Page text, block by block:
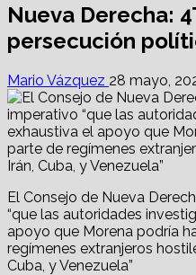
Nueva Derecha:
persecución
Mario Vázquez 28 mayo,
El Consejo de Nueva
“que las autoridades
apoyo que Morena podría
regímenes extranjeros
Cuba, y Venezuela”